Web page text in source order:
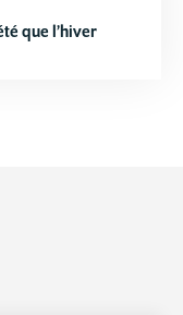
que l’hiver